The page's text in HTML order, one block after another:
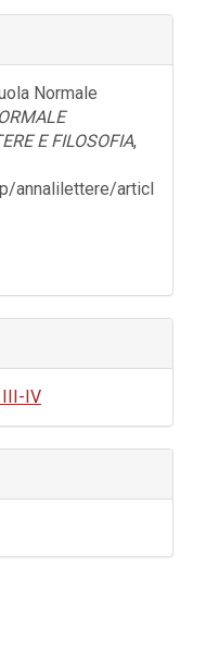
Normale
E FILOSOFIA,
annalilettere/articl
III-IV